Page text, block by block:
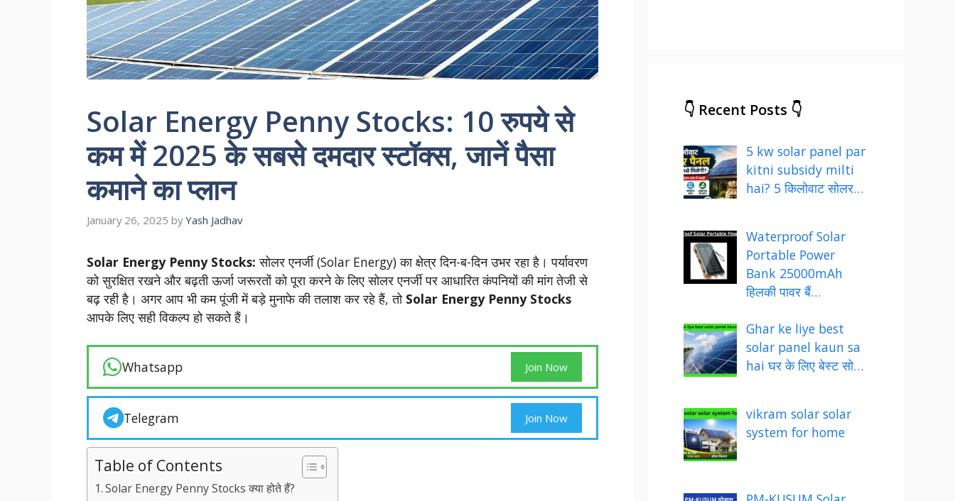
Solar Energy Penny Stocks: 10 रुपये से
कम में 2025 के सबसे दमदार स्टॉक्स, जानें पैसा
कमाने का प्लान
January 26, 2025 byYash Jadhav
Solar Energy Penny Stocks: सोलर एनर्जी (Solar Energy) का क्षेत्र दिन-ब-दिन उभर रहा है। पर्यावरण
को सुरक्षित रखने और बढ़ती ऊर्जा जरूरतों को पूरा करने के लिए सोलर एनर्जी पर आधारित कंपनियों की मांग तेजी से
बढ़ रही है। अगर आप भी कम पूंजी में बड़े मुनाफे की तलाश कर रहे हैं, तो Solar Energy Penny Stocks
आपके लिए सही विकल्प हो सकते हैं।
Whatsapp Join Now
Telegram Join Now
Table of Contents
Solar Energy Penny Stocks क्या होते हैं?
👇 Recent Posts 👇
5 kw solar panel par
kitni subsidy milti
hai? 5 किलोवाट सोलर…
Waterproof Solar
Portable Power
Bank 25000mAh
हिलकी पावर बैं…
Ghar ke liye best
solar panel kaun sa
hai घर के लिए बेस्ट सो…
vikram solar solar
system for home